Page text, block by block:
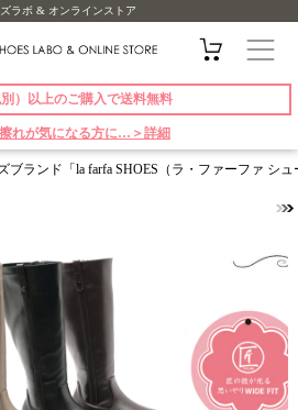
ラボ & オンラインストア
）以上のご購入で送料無料
れが気になる方に…＞詳細
ブランド「la farfa SHOES（ラ・ファーファ シ